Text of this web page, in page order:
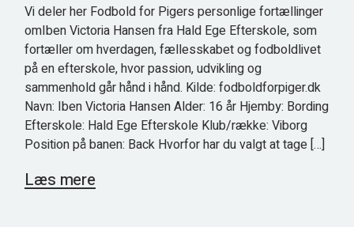
Vi deler her Fodbold for Pigers personlige fortællinger
omIben Victoria Hansen fra Hald Ege Efterskole, som
fortæller om hverdagen, fællesskabet og fodboldlivet
på en efterskole, hvor passion, udvikling og
sammenhold går hånd i hånd. Kilde: fodboldforpiger.dk
Navn: Iben Victoria Hansen Alder: 16 år Hjemby: Bording
Efterskole: Hald Ege Efterskole Klub/række: Viborg
Position på banen: Back Hvorfor har du valgt at tage […]
Læs mere